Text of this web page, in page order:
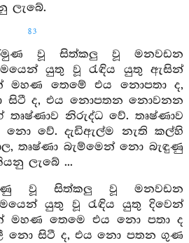
ලැබේ.
83
වූ සිත්කලු වූ මනවඩන
යුතු වූ රැඳිය යුතු ඇසින්
මහණ තෙමේ එය නොපතා ද,
සිටී ද, එය නොපතන නොවනන
නිරුද්ධ වේ. තෘෂ්ණාව
නො වේ. දැඩිඇල්ම නැති කල්හි
තෘෂ්ණා බැම්මෙන් නො බැඳුණු
ලැබේ ...
වූ සිත්කලු වූ මනවඩන
යුතු වූ රැඳිය යුතු දිවෙන්
මහණ තෙමෙ එය නො පතා ද
නො සිටී ද, එය නො පතන ගුණ